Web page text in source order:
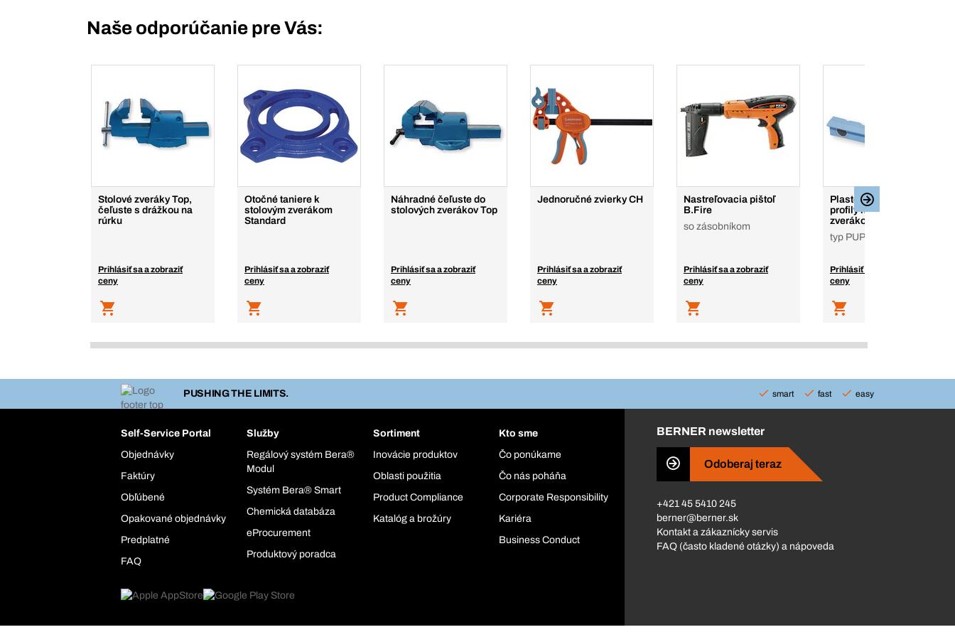
Naše odporúčanie pre Vás:
Stolové zveráky Top,
čeľuste s drážkou na
rúrku
Prihlásiť sa a zobraziť
ceny
Otočné taniere k
stolovým zverákom
Standard
Prihlásiť sa a zobraziť
ceny
Náhradné čeľuste do
stolových zverákov Top
Prihlásiť sa a zobraziť
ceny
Jednoručné zvierky CH
Prihlásiť sa a zobraziť
ceny
Nastreľovacia pištoľ
B.Fire
so zásobníkom
Prihlásiť sa a zobraziť
ceny
Plastové ochranné
profily na čeľuste
zverákov Magnetfix
typ PUP V
Prihlásiť sa a zobraziť
ceny
PUSHING THE LIMITS. smart fast easy
Self-Service Portal
Objednávky
Faktúry
Obľúbené
Opakované objednávky
Predplatné
FAQ
Služby
Regálový systém Bera®
Modul
Systém Bera® Smart
Chemická databáza
eProcurement
Produktový poradca
Sortiment
Inovácie produktov
Oblasti použitia
Product Compliance
Katalóg a brožúry
Kto sme
Čo ponúkame
Čo nás poháňa
Corporate Responsibility
Kariéra
Business Conduct
BERNER newsletter
Odoberaj teraz
+421 45 5410 245
berner@berner.sk
Kontakt a zákaznícky servis
FAQ (často kladené otázky) a nápoveda